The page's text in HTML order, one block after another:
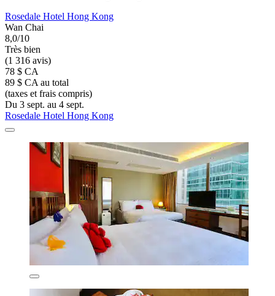
Rosedale Hotel Hong Kong
Wan Chai
8,0/10
Très bien
(1 316 avis)
78 $ CA
89 $ CA au total
(taxes et frais compris)
Du 3 sept. au 4 sept.
Rosedale Hotel Hong Kong